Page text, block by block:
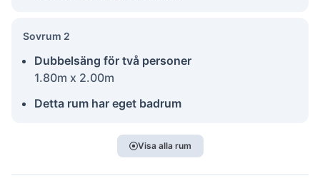
Sovrum 2
Dubbelsäng för två personer
1.80m x 2.00m
Detta rum har eget badrum
Visa alla rum